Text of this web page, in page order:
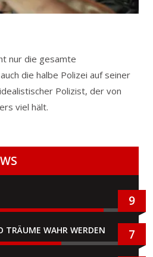
nur die gesamte
die halbe Polizei auf seiner
Polizist, der von
viel hält.
9
TRÄUME WAHR WERDEN 7